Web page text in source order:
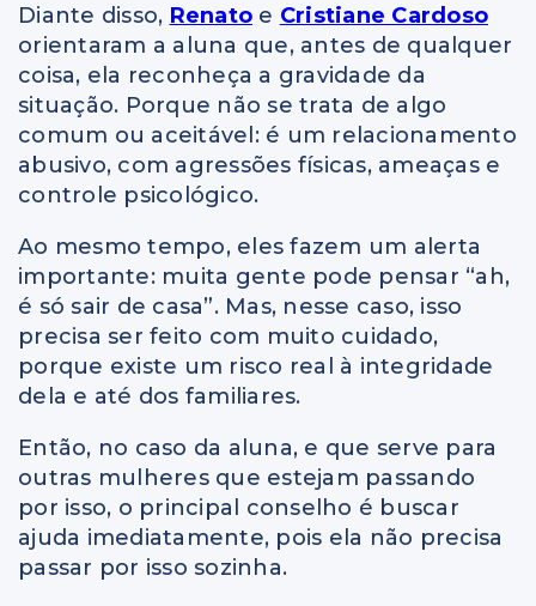
Diante disso, Renato e Cristiane Cardoso
orientaram a aluna que, antes de qualquer
coisa, ela reconheça a gravidade da
situação. Porque não se trata de algo
comum ou aceitável: é um relacionamento
abusivo, com agressões físicas, ameaças e
controle psicológico.
Ao mesmo tempo, eles fazem um alerta
importante: muita gente pode pensar “ah,
é só sair de casa”. Mas, nesse caso, isso
precisa ser feito com muito cuidado,
porque existe um risco real à integridade
dela e até dos familiares.
Então, no caso da aluna, e que serve para
outras mulheres que estejam passando
por isso, o principal conselho é buscar
ajuda imediatamente, pois ela não precisa
passar por isso sozinha.